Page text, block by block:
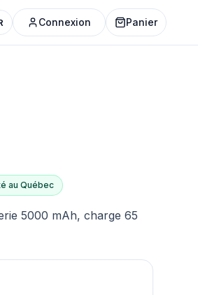
Connexion Panier
au Québec
5000 mAh, charge 65